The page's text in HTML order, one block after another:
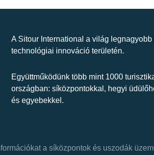
A Sitour International a világ
technológiai innováció területén.
Együttműködünk több mint 1000
országban: síközpontokkal, hegyi
és egyebekkel.
a síközpontok és uszodák